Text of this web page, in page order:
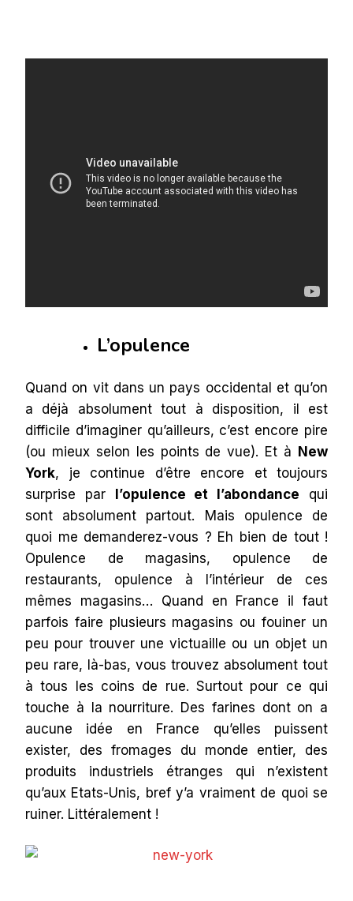
L’opulence
Quand on vit dans un pays occidental et qu’on
a déjà absolument tout à disposition, il est
difficile d’imaginer qu’ailleurs, c’est encore pire
(ou mieux selon les points de vue). Et à New
York, je continue d’être encore et toujours
surprise par l’opulence et l’abondance qui
sont absolument partout. Mais opulence de
quoi me demanderez-vous ? Eh bien de tout !
Opulence de magasins, opulence de
restaurants, opulence à l’intérieur de ces
mêmes magasins… Quand en France il faut
parfois faire plusieurs magasins ou fouiner un
peu pour trouver une victuaille ou un objet un
peu rare, là-bas, vous trouvez absolument tout
à tous les coins de rue. Surtout pour ce qui
touche à la nourriture. Des farines dont on a
aucune idée en France qu’elles puissent
exister, des fromages du monde entier, des
produits industriels étranges qui n’existent
qu’aux Etats-Unis, bref y’a vraiment de quoi se
ruiner. Littéralement !